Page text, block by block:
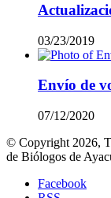
03/23/2019
Envío de
07/12/2020
© Copyright 2026,
de Biólogos de
Facebook